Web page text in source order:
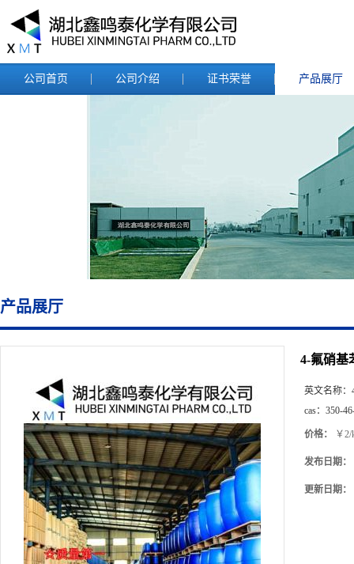
公司首页 公司介绍 证书荣誉 产品展厅
产品展厅
4-氟硝基
英文名称：
cas： 350-
价格： ￥2/
发布日期：
更新日期：